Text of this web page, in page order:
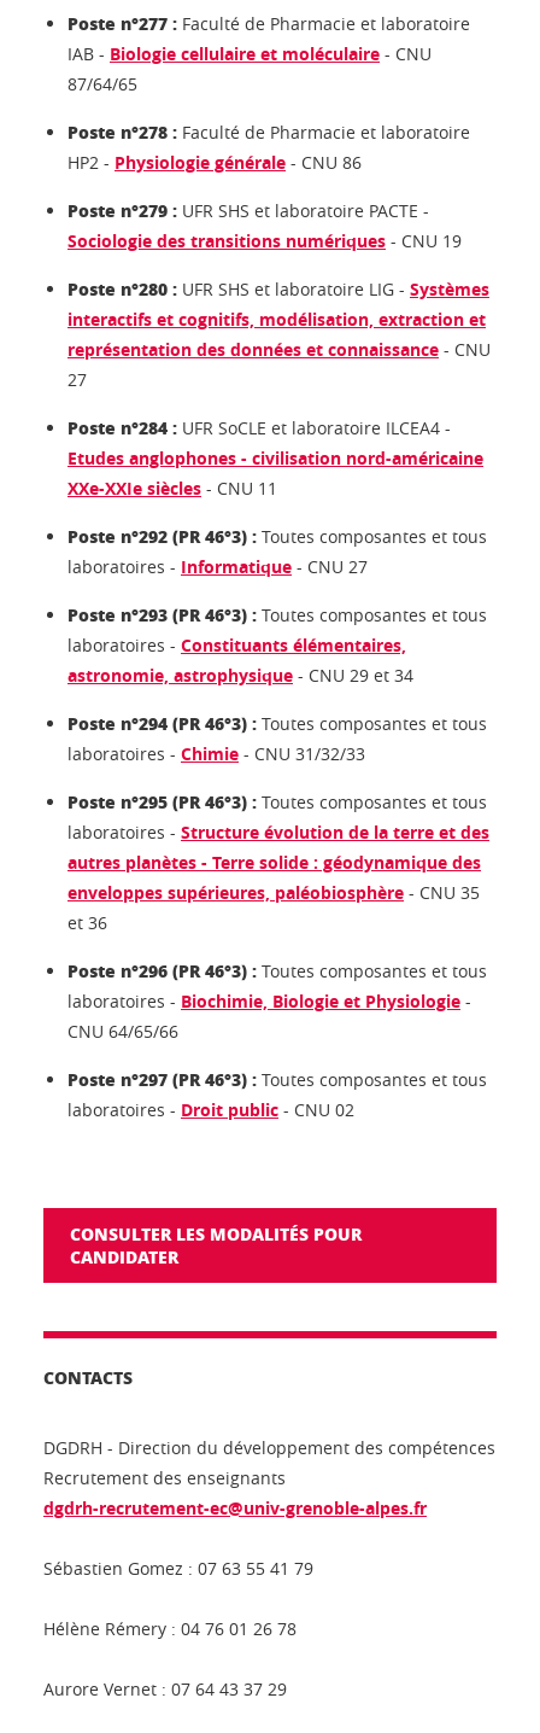
Poste n°277 : Faculté de Pharmacie et laboratoire
IAB - Biologie cellulaire et moléculaire - CNU
87/64/65
Poste n°278 : Faculté de Pharmacie et laboratoire
HP2 - Physiologie générale - CNU 86
Poste n°279 : UFR SHS et laboratoire PACTE -
Sociologie des transitions numériques - CNU 19
Poste n°280 : UFR SHS et laboratoire LIG - Systèmes
interactifs et cognitifs, modélisation, extraction et
représentation des données et connaissance - CNU
27
Poste n°284 : UFR SoCLE et laboratoire ILCEA4 -
Etudes anglophones - civilisation nord-américaine
XXe-XXIe siècles - CNU 11
Poste n°292 (PR 46°3) : Toutes composantes et tous
laboratoires - Informatique - CNU 27
Poste n°293 (PR 46°3) : Toutes composantes et tous
laboratoires - Constituants élémentaires,
astronomie, astrophysique - CNU 29 et 34
Poste n°294 (PR 46°3) : Toutes composantes et tous
laboratoires - Chimie - CNU 31/32/33
Poste n°295 (PR 46°3) : Toutes composantes et tous
laboratoires - Structure évolution de la terre et des
autres planètes - Terre solide : géodynamique des
enveloppes supérieures, paléobiosphère - CNU 35
et 36
Poste n°296 (PR 46°3) : Toutes composantes et tous
laboratoires - Biochimie, Biologie et Physiologie -
CNU 64/65/66
Poste n°297 (PR 46°3) : Toutes composantes et tous
laboratoires - Droit public - CNU 02
CONSULTER LES MODALITÉS POUR
CANDIDATER
CONTACTS
DGDRH - Direction du développement des compétences
Recrutement des enseignants
dgdrh-recrutement-ec@univ-grenoble-alpes.fr
Sébastien Gomez : 07 63 55 41 79
Hélène Rémery : 04 76 01 26 78
Aurore Vernet : 07 64 43 37 29